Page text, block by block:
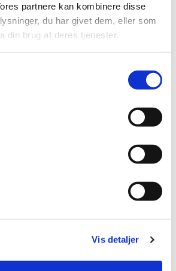
partnere kan kombinere disse
du har givet dem, eller som
din brug af deres tjenester.
Vis detaljer
også kunne lide...